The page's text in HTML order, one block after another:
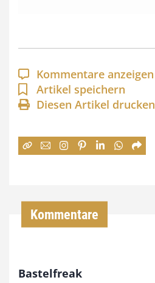
p
a
n
n
:
Kommentare anzeigen
Artikel speichern
Diesen Artikel drucken
Kommentare
Bastelfreak